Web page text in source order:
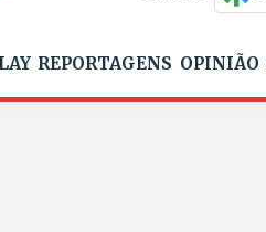
REPORTAGENS OPINIÃO